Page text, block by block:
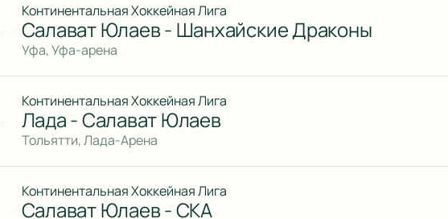
Континентальная Хоккейная Лига
Салават Юлаев - Шанхайские Драконы
Уфа, Уфа-арена
Континентальная Хоккейная Лига
Лада - Салават Юлаев
Тольятти, Лада-Арена
Континентальная Хоккейная Лига
Салават Юлаев - СКА